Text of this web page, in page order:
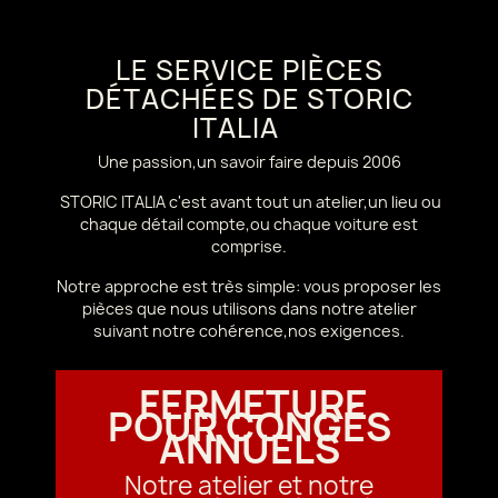
LE SERVICE PIÈCES
DÉTACHÉES DE STORIC
ITALIA
Une passion,un savoir faire depuis 2006
STORIC ITALIA c'est avant tout un atelier,un lieu ou
chaque détail compte,ou chaque voiture est
comprise.
Notre approche est très simple: vous proposer les
pièces que nous utilisons dans notre atelier
suivant notre cohérence,nos exigences.
FERMETURE
POUR CONGÉS
ANNUELS
Notre atelier et notre